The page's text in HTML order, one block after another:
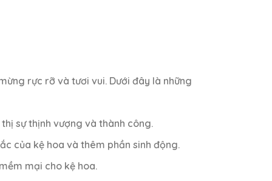
rực rỡ và tươi vui. Dưới đây là những
sự thịnh vượng và thành công.
của kệ hoa và thêm phần sinh động.
mại cho kệ hoa.